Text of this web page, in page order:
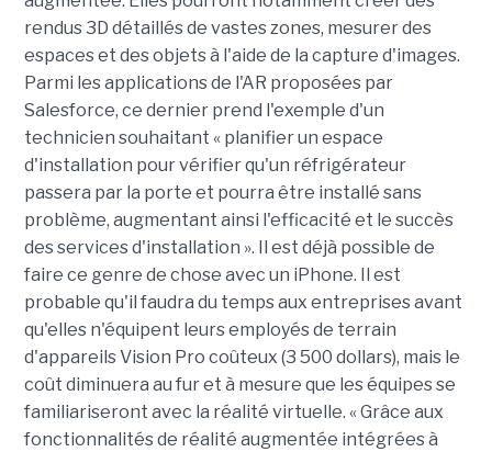
rendus 3D détaillés de vastes zones, mesurer des
espaces et des objets à l'aide de la capture d'images.
Parmi les applications de l'AR proposées par
Salesforce, ce dernier prend l'exemple d'un
technicien souhaitant « planifier un espace
d'installation pour vérifier qu'un réfrigérateur
passera par la porte et pourra être installé sans
problème, augmentant ainsi l'efficacité et le succès
des services d'installation ». Il est déjà possible de
faire ce genre de chose avec un iPhone. Il est
probable qu'il faudra du temps aux entreprises avant
qu'elles n'équipent leurs employés de terrain
d'appareils Vision Pro coûteux (3 500 dollars), mais le
coût diminuera au fur et à mesure que les équipes se
familiariseront avec la réalité virtuelle. « Grâce aux
fonctionnalités de réalité augmentée intégrées à